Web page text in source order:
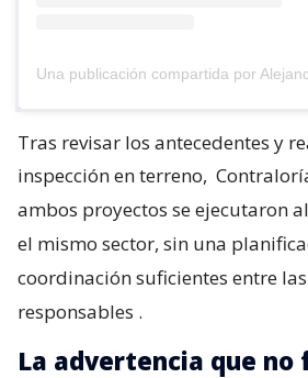
Tras revisar los antecedentes y
inspección en terreno,
ambos proyectos se ejecutaron
el mismo sector, sin una
coordinación suficientes entre
responsables .
La advertencia que no